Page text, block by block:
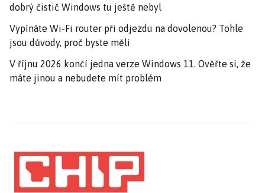
dobrý čistič Windows tu ještě nebyl
Vypínáte Wi-Fi router při odjezdu na dovolenou? Tohle
jsou důvody, proč byste měli
V říjnu 2026 končí jedna verze Windows 11. Ověřte si, že
máte jinou a nebudete mít problém